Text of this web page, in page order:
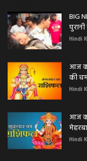
BIG
Hindi
आज
की
Hindi
आज
Hindi